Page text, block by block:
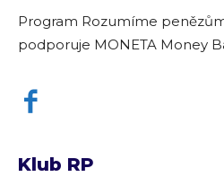
Program Rozumíme
podporuje MONETA Money
Klub RP